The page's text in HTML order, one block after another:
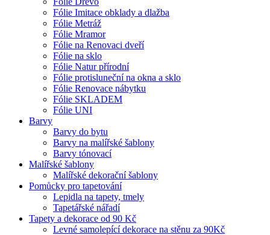
Fólie Imitace obklady a dlažba
Fólie Metráž
Fólie Mramor
Fólie na Renovaci dveří
Fólie na sklo
Fólie Natur přírodní
Fólie protisluneční na okna a sklo
Fólie Renovace nábytku
Fólie SKLADEM
Fólie UNI
Barvy
Barvy do bytu
Barvy na malířské šablony
Barvy tónovací
Malířské šablony
Malířské dekorační šablony
Pomůcky pro tapetování
Lepidla na tapety, tmely
Tapetářské nářadí
Tapety a dekorace od 90 Kč
Levné samolepící dekorace na stěnu za 90Kč